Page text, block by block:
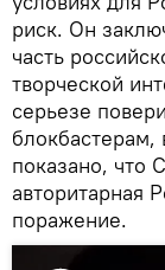
риск. Он
часть
творческой
серьезе
блокбастерам,
показано, что
авторитарная
поражение.